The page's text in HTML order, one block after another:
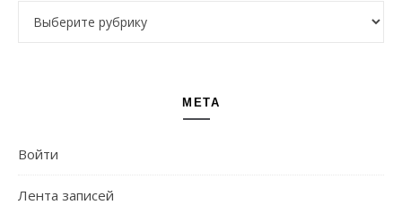
МЕТА
Войти
Лента записей